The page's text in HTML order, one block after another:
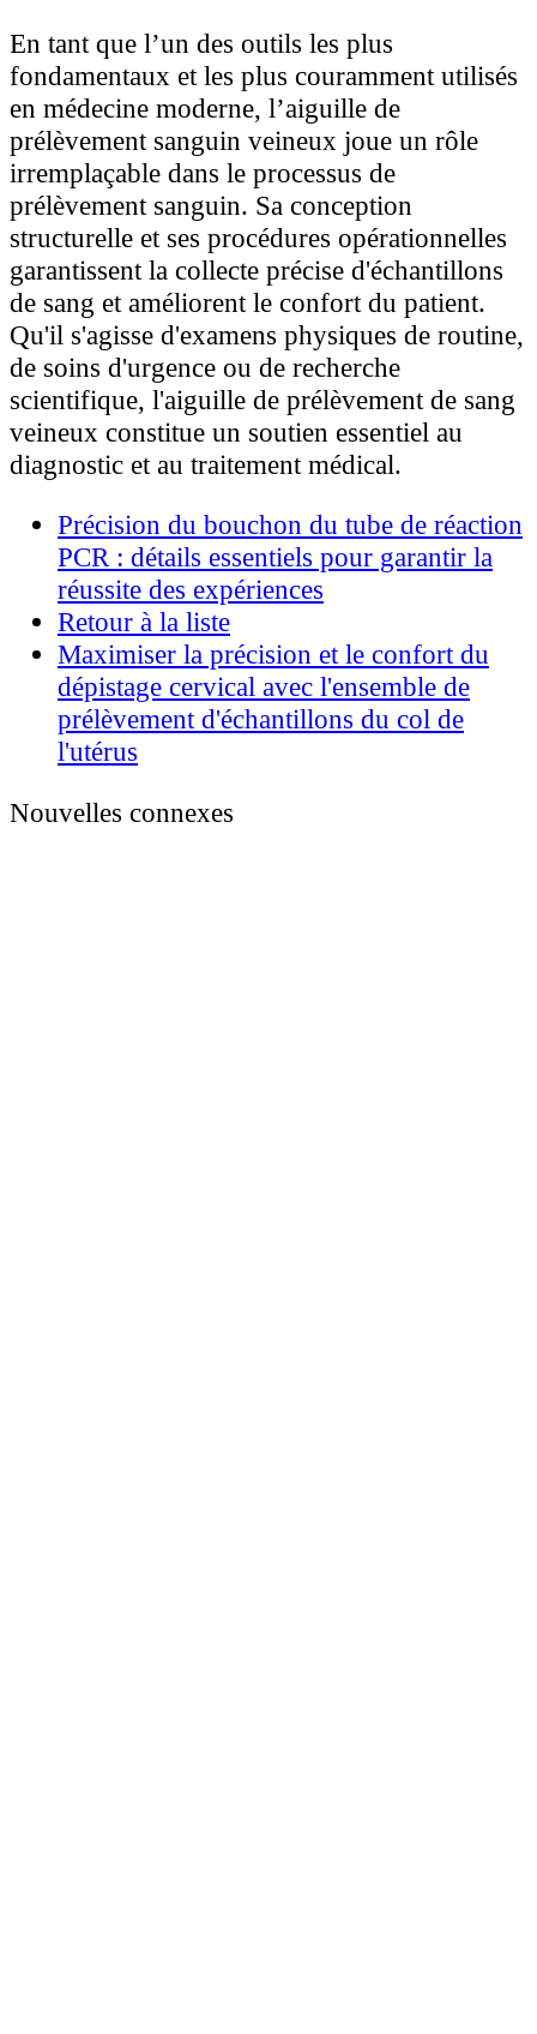
En tant que l’un des outils les plus
fondamentaux et les plus couramment utilisés
en médecine moderne, l’aiguille de
prélèvement sanguin veineux joue un rôle
irremplaçable dans le processus de
prélèvement sanguin. Sa conception
structurelle et ses procédures opérationnelles
garantissent la collecte précise d'échantillons
de sang et améliorent le confort du patient.
Qu'il s'agisse d'examens physiques de routine,
de soins d'urgence ou de recherche
scientifique, l'aiguille de prélèvement de sang
veineux constitue un soutien essentiel au
diagnostic et au traitement médical.
Précision du bouchon du tube de réaction
PCR : détails essentiels pour garantir la
réussite des expériences
Retour à la liste
Maximiser la précision et le confort du
dépistage cervical avec l'ensemble de
prélèvement d'échantillons du col de
l'utérus
Nouvelles connexes